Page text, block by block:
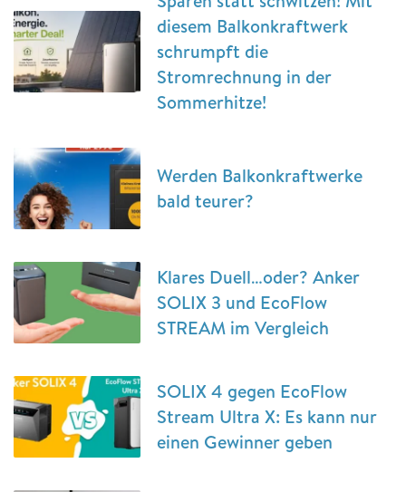
diesem Balkonkraftwerk
schrumpft die
Stromrechnung in der
Sommerhitze!
Werden Balkonkraftwerke
bald teurer?
Klares Duell…oder? Anker
SOLIX 3 und EcoFlow
STREAM im Vergleich
SOLIX 4 gegen EcoFlow
Stream Ultra X: Es kann nur
einen Gewinner geben